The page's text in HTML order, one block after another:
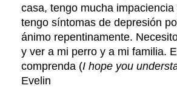
casa, tengo mucha
tengo síntomas de depresión
ánimo repentinamente.
y ver a mi perro y a mi familia.
comprenda (I hope you
Evelin